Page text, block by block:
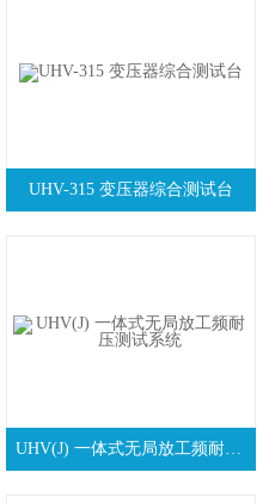
UHV-315 变压器综合测试台
UHV(J) 一体式无局放工频耐压测试系统